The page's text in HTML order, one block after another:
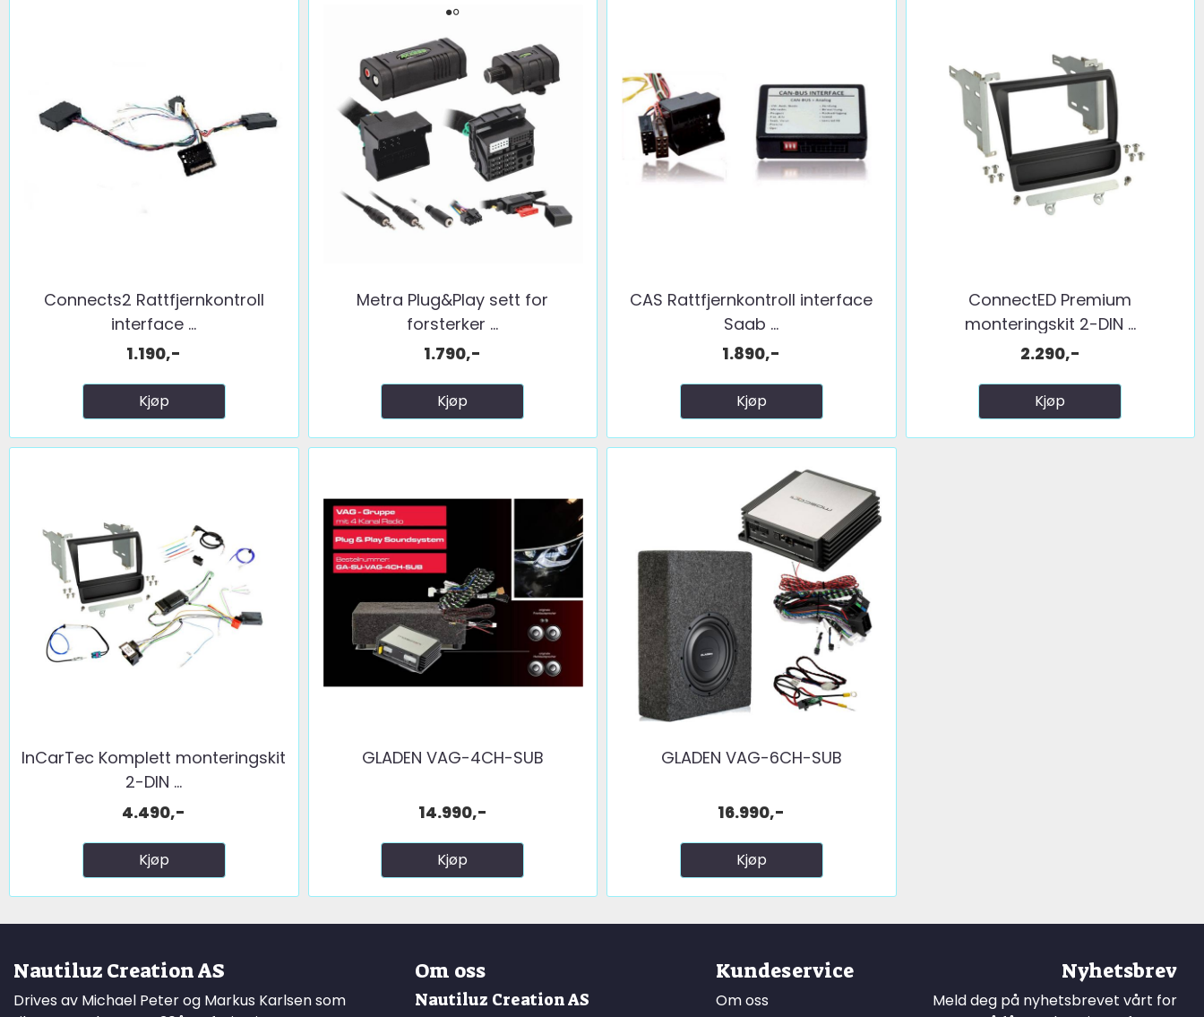
Connects2 Rattfjernkontroll
interface ...
1.190,-
Kjøp
Metra Plug&Play sett for
forsterker ...
1.790,-
Kjøp
CAS Rattfjernkontroll interface
Saab ...
1.890,-
Kjøp
ConnectED Premium
monteringskit 2-DIN ...
2.290,-
Kjøp
InCarTec Komplett monteringskit
2-DIN ...
4.490,-
Kjøp
GLADEN VAG-4CH-SUB
14.990,-
Kjøp
GLADEN VAG-6CH-SUB
16.990,-
Kjøp
Nautiluz Creation AS
Drives av Michael Peter og Markus Karlsen som
Om oss
Nautiluz Creation AS
Kundeservice
Om oss
Nyhetsbrev
Meld deg på nyhetsbrevet vårt for